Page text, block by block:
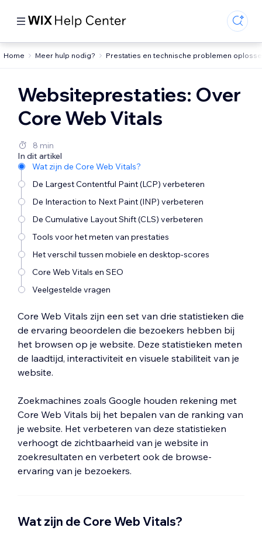
Home Meer hulp nodig? Prestaties en technische problemen
Websiteprestaties: Over
Core Web Vitals
8 min
In dit artikel
Wat zijn de Core Web Vitals?
De Largest Contentful Paint (LCP) verbeteren
De Interaction to Next Paint (INP) verbeteren
De Cumulative Layout Shift (CLS) verbeteren
Tools voor het meten van prestaties
Het verschil tussen mobiele en desktop-scores
Core Web Vitals en SEO
Veelgestelde vragen
Core Web Vitals zijn een set van drie statistieken die
de ervaring beoordelen die bezoekers hebben bij
het browsen op je website. Deze statistieken meten
de laadtijd, interactiviteit en visuele stabiliteit van je
website.
Zoekmachines zoals Google houden rekening met
Core Web Vitals bij het bepalen van de ranking van
je website. Het verbeteren van deze statistieken
verhoogt de zichtbaarheid van je website in
zoekresultaten en verbetert ook de browse-
ervaring van je bezoekers.
Wat zijn de Core Web Vitals?